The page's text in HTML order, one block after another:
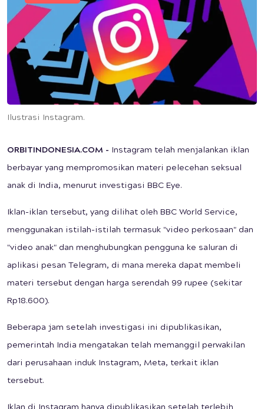
Ilustrasi Instagram.
ORBITINDONESIA.COM - Instagram telah menjalankan iklan
berbayar yang mempromosikan materi pelecehan seksual
anak di India, menurut investigasi BBC Eye.
Iklan-iklan tersebut, yang dilihat oleh BBC World Service,
menggunakan istilah-istilah termasuk "video perkosaan" dan
"video anak" dan menghubungkan pengguna ke saluran di
aplikasi pesan Telegram, di mana mereka dapat membeli
materi tersebut dengan harga serendah 99 rupee (sekitar
Rp18.600).
Beberapa jam setelah investigasi ini dipublikasikan,
pemerintah India mengatakan telah memanggil perwakilan
dari perusahaan induk Instagram, Meta, terkait iklan
tersebut.